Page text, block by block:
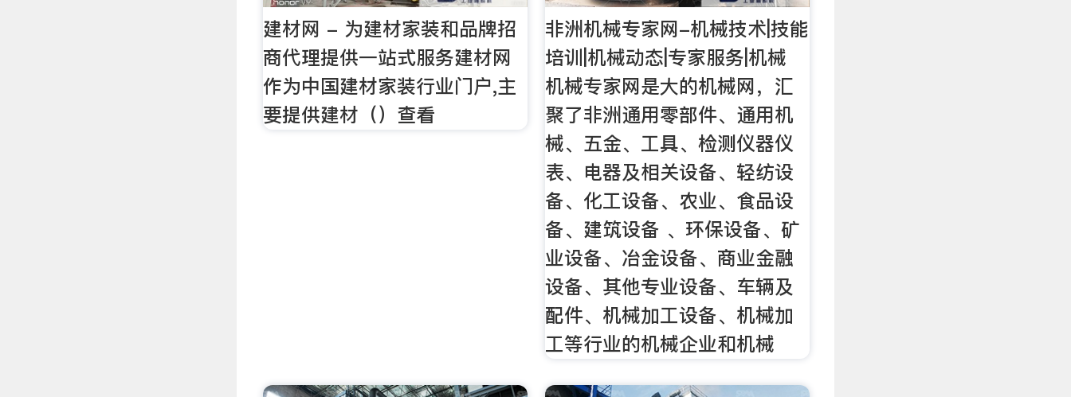
建材网 - 为建材家装和品牌招
商代理提供一站式服务建材网
作为中国建材家装行业门户,主
要提供建材（）查看
非洲机械专家网-机械技术|技能
培训|机械动态|专家服务|机械
机械专家网是大的机械网，汇
聚了非洲通用零部件、通用机
械、五金、工具、检测仪器仪
表、电器及相关设备、轻纺设
备、化工设备、农业、食品设
备、建筑设备 、环保设备、矿
业设备、冶金设备、商业金融
设备、其他专业设备、车辆及
配件、机械加工设备、机械加
工等行业的机械企业和机械